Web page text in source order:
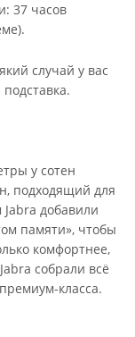
37 часов
случай у вас
у сотен
подходящий для
добавили
памяти», чтобы
комфортнее,
собрали всё
класса.